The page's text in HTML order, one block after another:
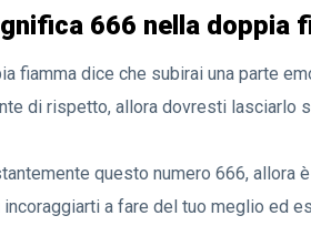
666 nella doppia
fiamma dice che subirai una parte
di rispetto, allora dovresti lasciarlo
questo numero 666, allora
a fare del tuo meglio ed